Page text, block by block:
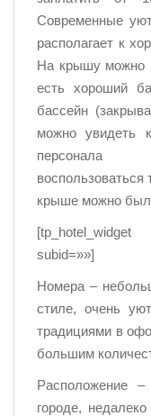
Современные
располагает к
На крышу можно
есть хороший
бассейн
можно увидеть
персонала
крыше можно
subid=»»]
Номера –
стиле, очень
традициями в
большим
Расположение
городе,